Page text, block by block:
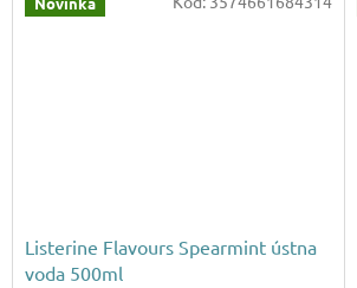
Listerine Flavours Spearmint ústna
voda 500ml